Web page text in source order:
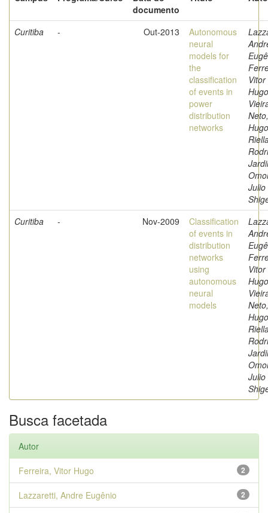
documento
Curitiba - Out-2013
Autonomous
neural
models for
the
classification
of events in
power
distribution
networks
Vitor
Neto,
Julio
Curitiba
- Nov-2009
Classification
of events in
distribution
networks
using
autonomous
neural
models
Vitor
Neto,
Julio
Busca facetada
Autor
2
Ferreira, Vitor Hugo
2
Lazzaretti, Andre Eugênio